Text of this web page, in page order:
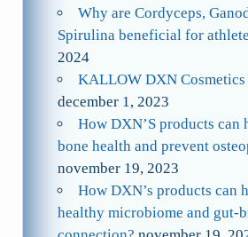
Why are Cordyceps,
Spirulina beneficial for
2024
KALLOW DXN
december 1, 2023
How DXN’S products can
bone health and prevent
november 19, 2023
How DXN’s products can
healthy microbiome and gut-